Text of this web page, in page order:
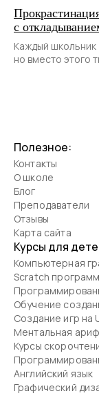
с
Каждый школьник
но вместо этого
Полезное:
Контакты
О школе
Блог
Преподаватели
Отзывы
Карта сайта
Курсы для
Компьютерная
Scratch
Обучение
Создание игр на
Ментальная
Курсы
Английский язык
Графический